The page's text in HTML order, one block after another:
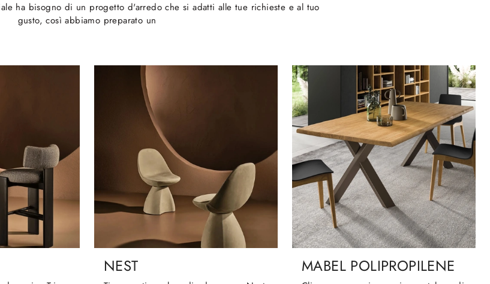
ha bisogno di un progetto d'arredo che si adatti alle tue richieste e al tuo
gusto, così abbiamo preparato un
NEST MABEL POLIPROPILENE